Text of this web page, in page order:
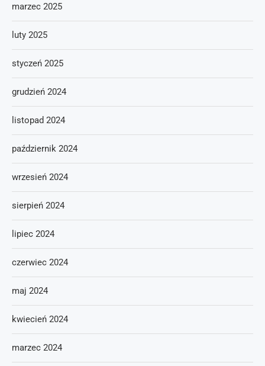
marzec 2025
luty 2025
styczeń 2025
grudzień 2024
listopad 2024
październik 2024
wrzesień 2024
sierpień 2024
lipiec 2024
czerwiec 2024
maj 2024
kwiecień 2024
marzec 2024